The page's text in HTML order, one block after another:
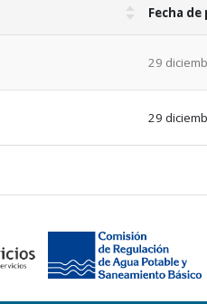
Fecha
29
29